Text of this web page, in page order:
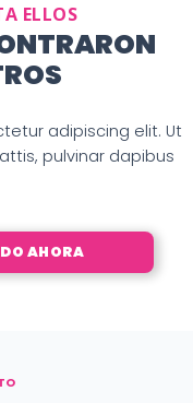
ELLOS
adipiscing elit. Ut
pulvinar dapibus
AHORA